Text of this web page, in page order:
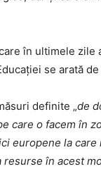
în ultimele zile
se arată
definite „de
care o facem în
europene la
în acest